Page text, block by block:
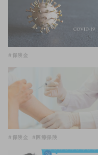
#保険金
#保険金 #医療保険